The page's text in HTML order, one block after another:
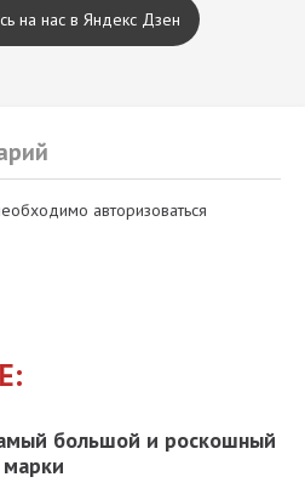
на нас в Яндекс Дзен
авторизоваться
большой и роскошный